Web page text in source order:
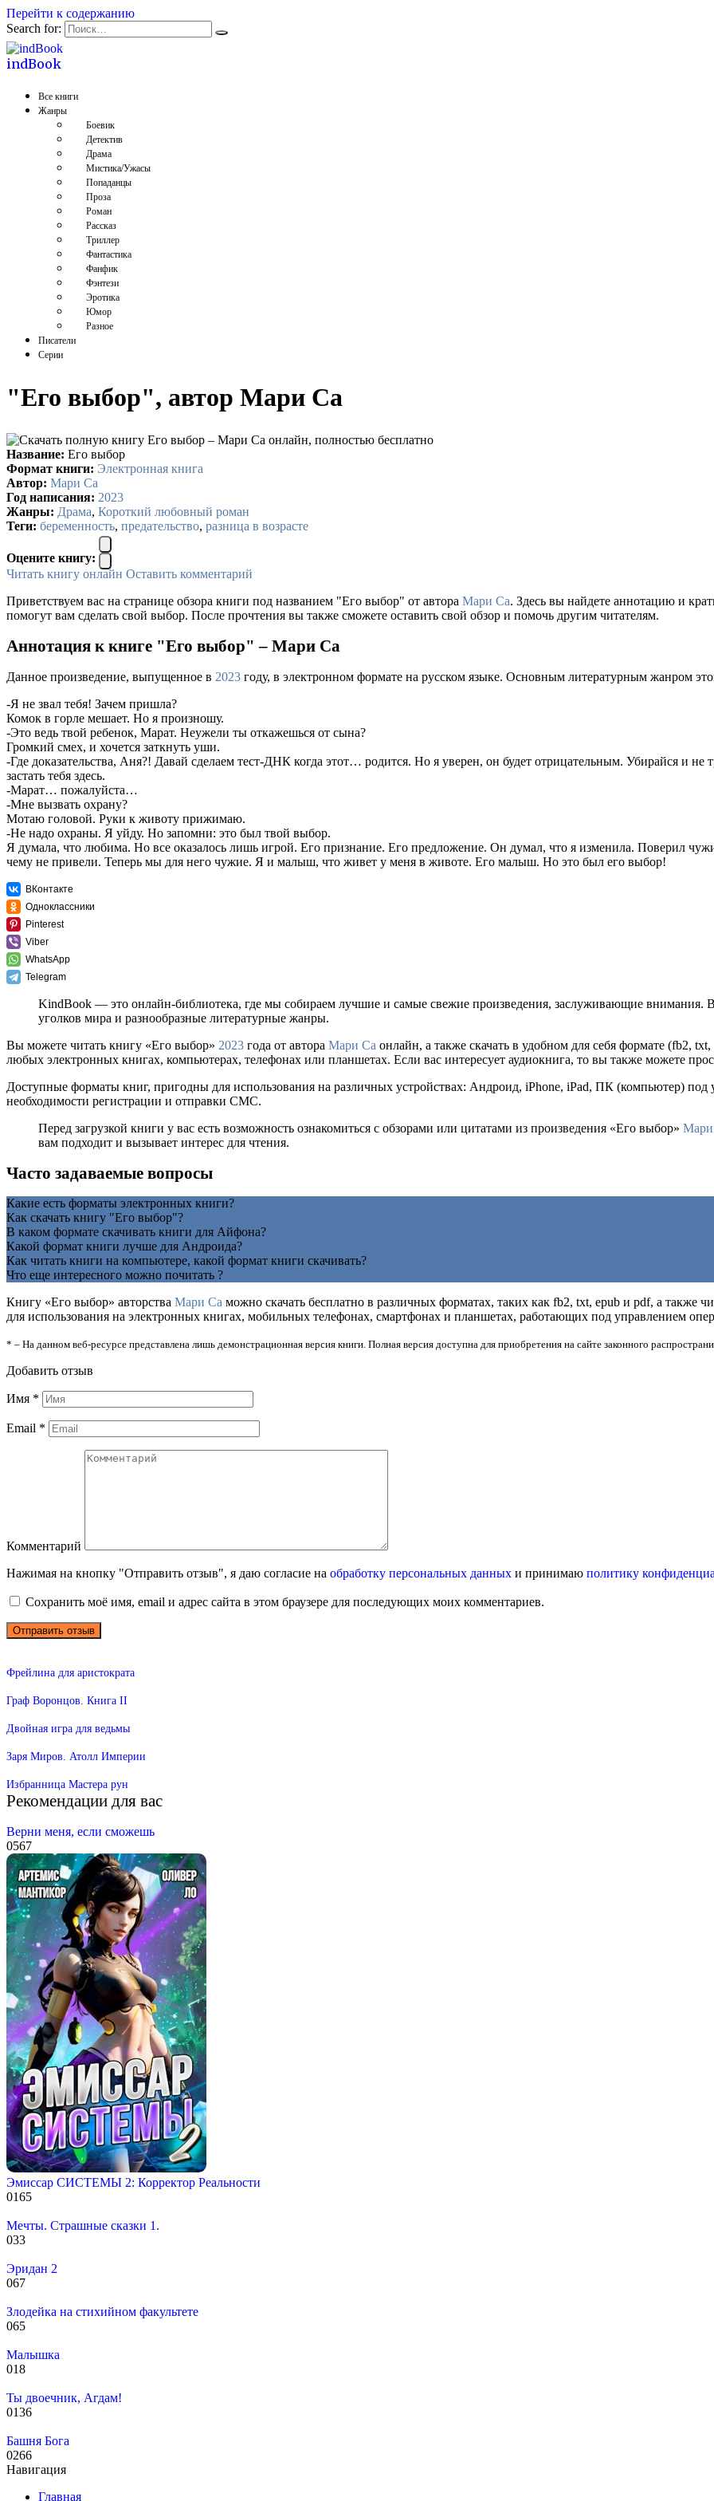
Перейти к содержанию
Search for:
indBook
Все книги
Жанры
Боевик
Детектив
Драма
Мистика/Ужасы
Попаданцы
Проза
Роман
Рассказ
Триллер
Фантастика
Фанфик
Фэнтези
Эротика
Юмор
Разное
Писатели
Серии
"Его выбор", автор Мари Са
Название: Его выбор
Формат книги: Электронная книга
Автор: Мари Са
Год написания: 2023
Жанры: Драма, Короткий любовный роман
Теги: беременность, предательство, разница в возрасте
Оцените книгу:
Читать книгу онлайн Оставить комментарий
Приветствуем вас на странице обзора книги под названием "Его выбор" от автора Мари Са. Здесь вы найдете аннотацию и
помогут вам сделать свой выбор. После прочтения вы также сможете оставить свой обзор и помочь другим читателям.
Аннотация к книге "Его выбор" – Мари Са
Данное произведение, выпущенное в 2023 году, в электронном формате на русском языке. Основным литературным жанром
-Я не звал тебя! Зачем пришла?
Комок в горле мешает. Но я произношу.
-Это ведь твой ребенок, Марат. Неужели ты откажешься от сына?
Громкий смех, и хочется заткнуть уши.
-Где доказательства, Аня?! Давай сделаем тест-ДНК когда этот… родится. Но я уверен, он будет отрицательным. Убирайся и
застать тебя здесь.
-Марат… пожалуйста…
-Мне вызвать охрану?
Мотаю головой. Руки к животу прижимаю.
-Не надо охраны. Я уйду. Но запомни: это был твой выбор.
Я думала, что любима. Но все оказалось лишь игрой. Его признание. Его предложение. Он думал, что я изменила. Поверил
чему не привели. Теперь мы для него чужие. Я и малыш, что живет у меня в животе. Его малыш. Но это был его выбор!
ВКонтакте
Одноклассники
Pinterest
Viber
WhatsApp
Telegram
KindBook — это онлайн-библиотека, где мы собираем лучшие и самые свежие произведения, заслуживающие внимания.
уголков мира и разнообразные литературные жанры.
Вы можете читать книгу «Его выбор» 2023 года от автора Мари Са онлайн, а также скачать в удобном для себя формате (fb2,
любых электронных книгах, компьютерах, телефонах или планшетах. Если вас интересует аудиокнига, то вы также можете
Доступные форматы книг, пригодны для использования на различных устройствах: Андроид, iPhone, iPad, ПК (компьютер)
необходимости регистрации и отправки СМС.
Перед загрузкой книги у вас есть возможность ознакомиться с обзорами или цитатами из произведения «Его выбор»
вам подходит и вызывает интерес для чтения.
Часто задаваемые вопросы
Какие есть форматы электронных книги?
Как скачать книгу "Его выбор"?
В каком формате скачивать книги для Айфона?
Какой формат книги лучше для Андроида?
Как читать книги на компьютере, какой формат книги скачивать?
Что еще интересного можно почитать ?
Книгу «Его выбор» авторства Мари Са можно скачать бесплатно в различных форматах, таких как fb2, txt, epub и pdf, а также
для использования на электронных книгах, мобильных телефонах, смартфонах и планшетах, работающих под управлением
* – На данном веб-ресурсе представлена лишь демонстрационная версия книги. Полная версия доступна для приобретения на сайте законного
Добавить отзыв
Имя *
Email *
Комментарий
Нажимая на кнопку "Отправить отзыв", я даю согласие на обработку персональных данных и принимаю политику
Сохранить моё имя, email и адрес сайта в этом браузере для последующих моих комментариев.
Фрейлина для аристократа
Граф Воронцов. Книга II
Двойная игра для ведьмы
Заря Миров. Атолл Империи
Избранница Мастера рун
Рекомендации для вас
Верни меня, если сможешь
0567
Эмиссар СИСТЕМЫ 2: Корректор Реальности
0165
Мечты. Страшные сказки 1.
033
Эридан 2
067
Злодейка на стихийном факультете
065
Малышка
018
Ты двоечник, Агдам!
0136
Башня Бога
0266
Навигация
Главная